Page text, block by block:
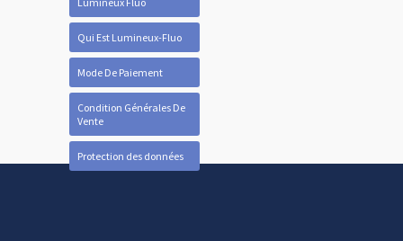
Qui Est Lumineux-Fluo
Mode De Paiement
Condition Générales De
Vente
Protection des données